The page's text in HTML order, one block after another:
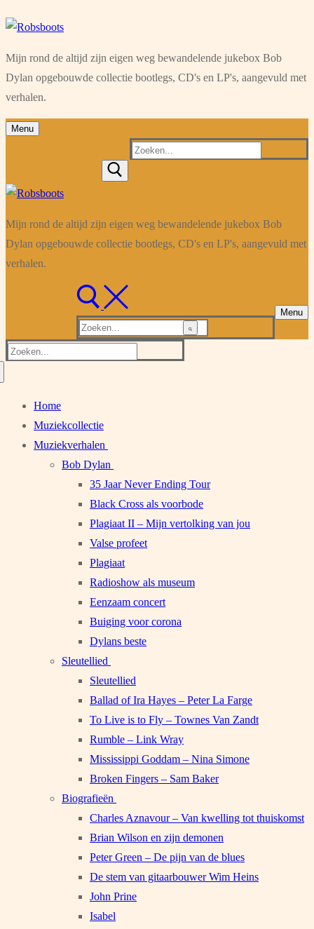
Ga
de
inhoud
Menu
Sluiten
Mijn rond de altijd zijn eigen weg bewandelende jukebox Bob
Dylan opgebouwde collectie bootlegs, CD's en LP's, aangevuld met
verhalen.
Menu
Zoeken
Mijn rond de altijd zijn eigen weg bewandelende jukebox Bob
Dylan opgebouwde collectie bootlegs, CD's en LP's, aangevuld met
verhalen.
Zoeken
naar:
Menu
Zoeken
Home
Muziekcollectie
Muziekverhalen
Bob Dylan
35 Jaar Never Ending Tour
Black Cross als voorbode
Plagiaat II – Mijn vertolking van jou
Valse profeet
Plagiaat
Radioshow als museum
Eenzaam concert
Buiging voor corona
Dylans beste
Sleutellied
Sleutellied
Ballad of Ira Hayes – Peter La Farge
To Live is to Fly – Townes Van Zandt
Rumble – Link Wray
Mississippi Goddam – Nina Simone
Broken Fingers – Sam Baker
Biografieën
Charles Aznavour – Van kwelling tot thuiskomst
Brian Wilson en zijn demonen
Peter Green – De pijn van de blues
De stem van gitaarbouwer Wim Heins
John Prine
Isabel